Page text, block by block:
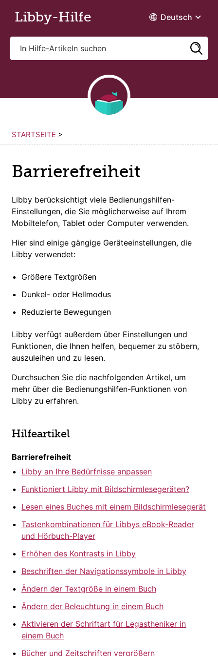
Libby-Hilfe Deutsch
STARTSEITE >
Barrierefreiheit
Libby berücksichtigt viele Bedienungshilfen-
Einstellungen, die Sie möglicherweise auf Ihrem
Mobiltelefon, Tablet oder Computer verwenden.
Hier sind einige gängige Geräteeinstellungen, die
Libby verwendet:
Größere Textgrößen
Dunkel- oder Hellmodus
Reduzierte Bewegungen
Libby verfügt außerdem über Einstellungen und
Funktionen, die Ihnen helfen, bequemer zu stöbern,
auszuleihen und zu lesen.
Durchsuchen Sie die nachfolgenden Artikel, um
mehr über die Bedienungshilfen-Funktionen von
Libby zu erfahren.
Hilfeartikel
Barrierefreiheit
Libby an Ihre Bedürfnisse anpassen
Funktioniert Libby mit Bildschirmlesegeräten?
Lesen eines Buches mit einem Bildschirmlesegerät
Tastenkombinationen für Libbys eBook-Reader
und Hörbuch-Player
Erhöhen des Kontrasts in Libby
Beschriften der Navigationssymbole in Libby
Ändern der Textgröße in einem Buch
Ändern der Beleuchtung in einem Buch
Aktivieren der Schriftart für Legastheniker in
einem Buch
Bücher und Zeitschriften vergrößern